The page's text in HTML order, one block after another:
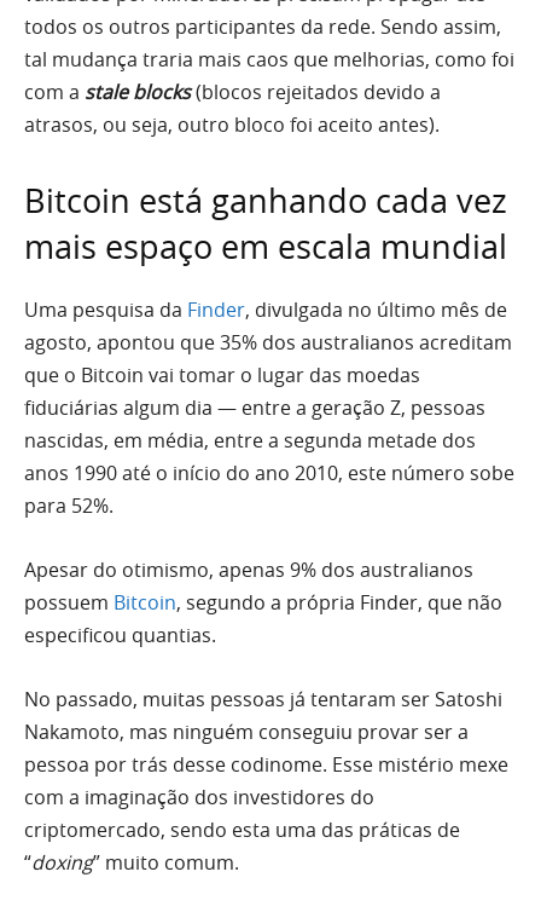
todos os outros participantes da rede. Sendo assim,
tal mudança traria mais caos que melhorias, como foi
com a stale blocks(blocos rejeitados devido a
atrasos, ou seja, outro bloco foi aceito antes).
Bitcoin está ganhando cada vez
mais espaço em escala mundial
Uma pesquisa da Finder, divulgada no último mês de
agosto, apontou que 35% dos australianos acreditam
que o Bitcoin vai tomar o lugar das moedas
fiduciárias algum dia — entre a geração Z, pessoas
nascidas, em média, entre a segunda metade dos
anos 1990 até o início do ano 2010, este número sobe
para 52%.
Apesar do otimismo, apenas 9% dos australianos
possuem Bitcoin, segundo a própria Finder, que não
especificou quantias.
No passado, muitas pessoas já tentaram ser Satoshi
Nakamoto, mas ninguém conseguiu provar ser a
pessoa por trás desse codinome. Esse mistério mexe
com a imaginação dos investidores do
criptomercado, sendo esta uma das práticas de
“doxing” muito comum.